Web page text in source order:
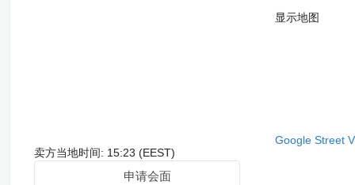
显示地图
Google Street
卖方当地时间: 15:23 (EEST)
申请会面